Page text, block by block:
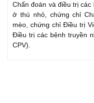
Chẩn đoán và điều trị
ở thú nhỏ, chứng chỉ
mèo, chứng chỉ Điều trị
Điều trị các bệnh truyền
CPV).